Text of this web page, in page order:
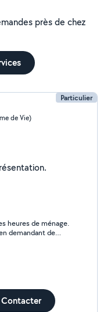
près de chez
Particulier
de Vie)
pas encore renseigné ma présentation.
heures de ménage.
demandant de
communiquer
Contacter